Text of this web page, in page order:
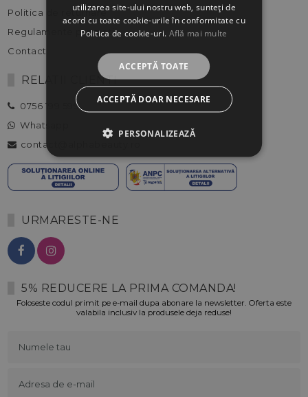
Politica de returnare
Regulamente promotii
Contact
RELATII CLIENTI
0756 199 599
Whatsapp
contact@alphabeauty.ro
URMARESTE-NE
5% REDUCERE LA PRIMA COMANDA!
Foloseste codul primit pe e-mail dupa abonare la newsletter. Oferta este
valabila inclusiv la produsele deja reduse!
utilizarea site-ului nostru web, sunteți de
acord cu toate cookie-urile în conformitate cu
Politica de cookie-uri. Află mai multe
ACCEPTĂ TOATE
ACCEPTĂ DOAR NECESARE
PERSONALIZEAZĂ